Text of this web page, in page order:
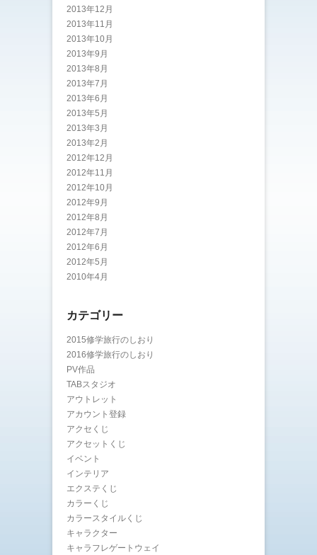
2013年12月
2013年11月
2013年10月
2013年9月
2013年8月
2013年7月
2013年6月
2013年5月
2013年3月
2013年2月
2012年12月
2012年11月
2012年10月
2012年9月
2012年8月
2012年7月
2012年6月
2012年5月
2010年4月
カテゴリー
2015修学旅行のしおり
2016修学旅行のしおり
PV作品
TABスタジオ
アウトレット
アカウント登録
アクセくじ
アクセットくじ
イベント
インテリア
エクステくじ
カラーくじ
カラースタイルくじ
キャラクター
キャラフレゲートウェイ